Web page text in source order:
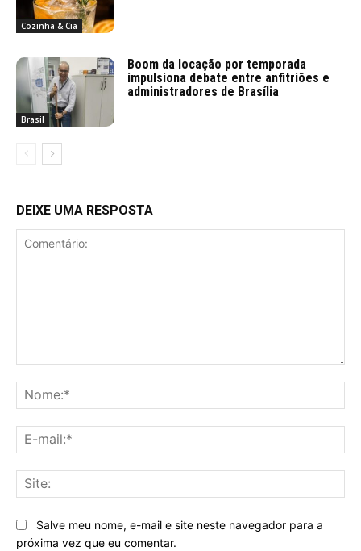
Cozinha & Cia
Brasil
Boom da locação por temporada
impulsiona debate entre anfitriões e
administradores de Brasília
DEIXE UMA RESPOSTA
Salve meu nome, e-mail e site neste navegador para a
próxima vez que eu comentar.